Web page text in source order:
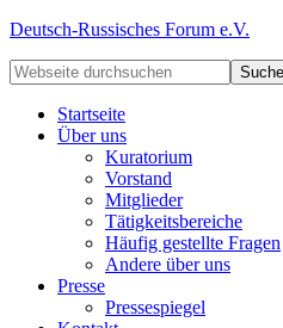
Deutsch-Russisches Forum e.V.
Startseite
Über uns
Kuratorium
Vorstand
Mitglieder
Tätigkeitsbereiche
Häufig gestellte Fragen
Andere über uns
Presse
Pressespiegel